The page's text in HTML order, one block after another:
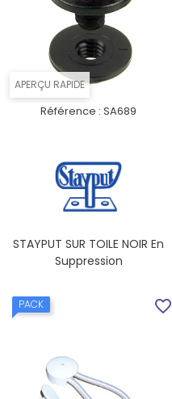
APERÇU RAPIDE
Référence : SA689
STAYPUT SUR TOILE NOIR En
Suppression
PACK favorite_border